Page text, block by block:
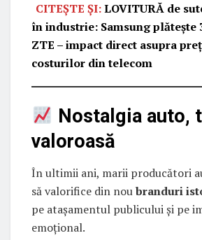
CITEȘTE ȘI:LOVITURĂ de
în industrie: Samsung plătește
ZTE – impact direct asupra
costurilor din telecom
Nostalgia auto,
valoroasă
În ultimii ani, marii producători
să valorifice din noubranduri
pe atașamentul publicului și pe
emoțional.